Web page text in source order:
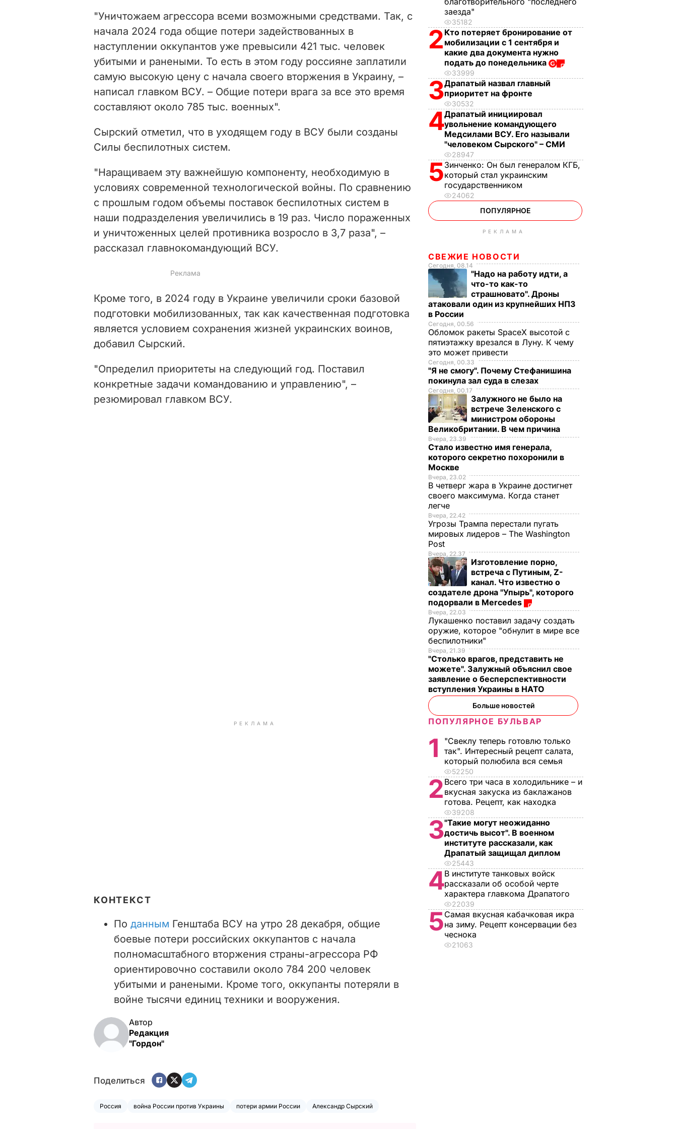
d
e
o
"Уничтожаем агрессора всеми возможными средствами. Так, с
начала 2024 года общие потери задействованных в
наступлении оккупантов уже превысили 421 тыс. человек
убитыми и ранеными. То есть в этом году россияне заплатили
самую высокую цену с начала своего вторжения в Украину, –
написал главком ВСУ. – Общие потери врага за все это время
составляют около 785 тыс. военных".
Сырский отметил, что в уходящем году в ВСУ были созданы
Силы беспилотных систем.
"Наращиваем эту важнейшую компоненту, необходимую в
условиях современной технологической войны. По сравнению
с прошлым годом объемы поставок беспилотных систем в
наши подразделения увеличились в 19 раз. Число пораженных
и уничтоженных целей противника возросло в 3,7 раза", –
рассказал главнокомандующий ВСУ.
Кроме того, в 2024 году в Украине увеличили сроки базовой
подготовки мобилизованных, так как качественная подготовка
является условием сохранения жизней украинских воинов,
добавил Сырский.
"Определил приоритеты на следующий год. Поставил
конкретные задачи командованию и управлению", –
резюмировал главком ВСУ.
РЕКЛАМА
КОНТЕКСТ
По данным Генштаба ВСУ на утро 28 декабря, общие
боевые потери российских оккупантов с начала
полномасштабного вторжения страны-агрессора РФ
ориентировочно составили около 784 200 человек
убитыми и ранеными. Кроме того, оккупанты потеряли в
войне тысячи единиц техники и вооружения.
Автор
Редакция
"Гордон"
Поделиться
Россия война России против Украины потери армии России Александр Сырский
заезда"
35182
2 Кто потеряет бронирование от
мобилизации с 1 сентября и
какие два документа нужно
подать до понедельника
33999
3Драпатый назвал главный
приоритет на фронте
30532
4Драпатый инициировал
увольнение командующего
Медсилами ВСУ. Его называли
"человеком Сырского" – СМИ
28947
5Зинченко: Он был генералом КГБ,
который стал украинским
государственником
24062
ПОПУЛЯРНОЕ
РЕКЛАМА
СВЕЖИЕ НОВОСТИ
Сегодня, 08.14
"Надо на работу идти, а
что-то как-то
страшновато". Дроны
атаковали один из крупнейших НПЗ
в России
Сегодня, 00.56
Обломок ракеты SpaceX высотой с
пятиэтажку врезался в Луну. К чему
это может привести
Сегодня, 00.33
"Я не смогу". Почему Стефанишина
покинула зал суда в слезах
Сегодня, 00.17
Залужного не было на
встрече Зеленского с
министром обороны
Великобритании. В чем причина
Вчера, 23.39
Стало известно имя генерала,
которого секретно похоронили в
Москве
Вчера, 23.02
В четверг жара в Украине достигнет
своего максимума. Когда станет
легче
Вчера, 22.42
Угрозы Трампа перестали пугать
мировых лидеров – The Washington
Post
Вчера, 22.37
Изготовление порно,
встреча с Путиным, Z-
канал. Что известно о
создателе дрона "Упырь", которого
подорвали в Mercedes
Вчера, 22.03
Лукашенко поставил задачу создать
оружие, которое "обнулит в мире все
беспилотники"
Вчера, 21.39
"Столько врагов, представить не
можете". Залужный объяснил свое
заявление о бесперспективности
вступления Украины в НАТО
Больше новостей
ПОПУЛЯРНОЕ БУЛЬВАР
1
"Свеклу теперь готовлю только
так". Интересный рецепт салата,
который полюбила вся семья
52250
2 Всего три часа в холодильнике – и
вкусная закуска из баклажанов
готова. Рецепт, как находка
39208
3"Такие могут неожиданно
достичь высот". В военном
институте рассказали, как
Драпатый защищал диплом
25443
4В институте танковых войск
рассказали об особой черте
характера главкома Драпатого
22039
5Самая вкусная кабачковая икра
на зиму. Рецепт консервации без
чеснока
21063